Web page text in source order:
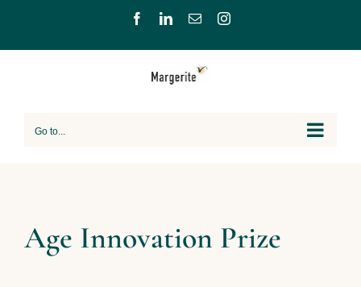
to
FacebookLinkedIn
EmailInstagram
Go to...
Age Innovation Prize